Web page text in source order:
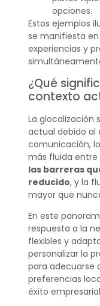
opciones.
Estos ejemplos
se manifiesta
experiencias y
¿Qué
contexto
La glocalización
actual debido al
comunicación,
más fluida entre
las barreras
reducido, y la
mayor que
En este
respuesta a la
flexibles y
personalizar la
para adecuarse
preferencias
éxito